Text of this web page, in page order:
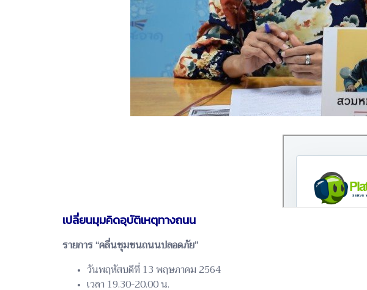
เปลี่ยนมุมคิดอุบัติเหตุทางถนน
รายการ “คลื่นชุมชนถนนปลอดภัย”
วันพฤหัสบดีที่ 13 พฤษภาคม 2564
เวลา 19.30-20.00 น.